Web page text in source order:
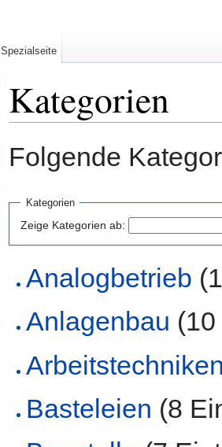
Kategorien
Folgende
Kategorien
Zeige Kategorien ab:
Analogbetrieb
Anlagenbau
Basteleien (8
Spezialseite